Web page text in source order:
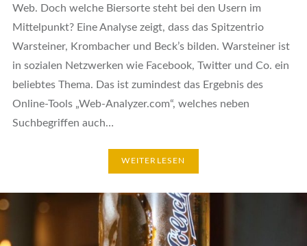
Web. Doch welche Biersorte steht bei den Usern im
Mittelpunkt? Eine Analyse zeigt, dass das Spitzentrio
Warsteiner, Krombacher und Beck’s bilden. Warsteiner ist
in sozialen Netzwerken wie Facebook, Twitter und Co. ein
beliebtes Thema. Das ist zumindest das Ergebnis des
Online-Tools „Web-Analyzer.com“, welches neben
Suchbegriffen auch…
WEITERLESEN